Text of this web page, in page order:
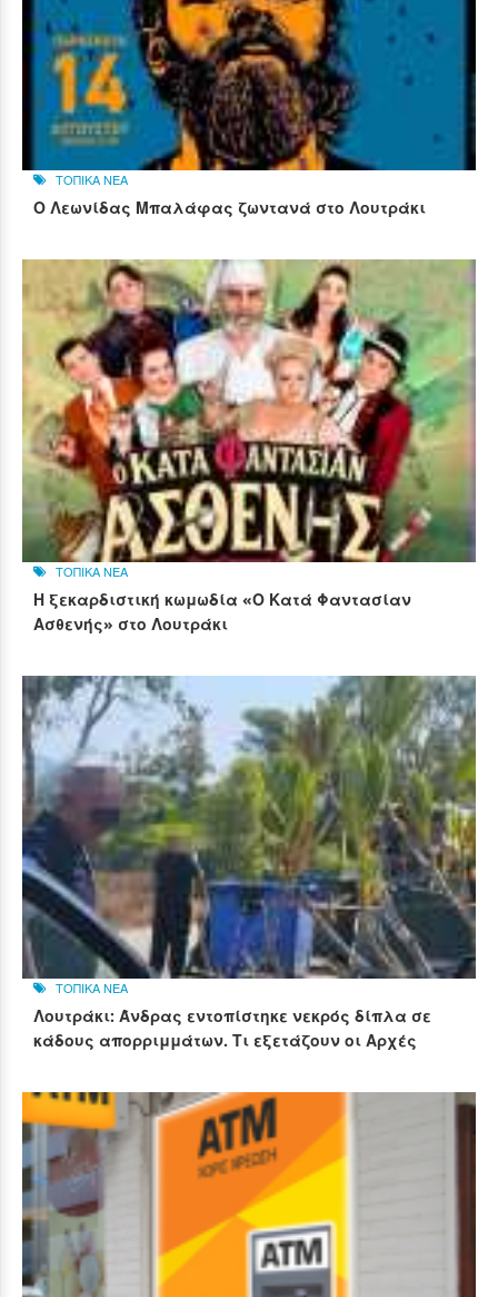
ΤΟΠΙΚΑ ΝΕΑ
Ο Λεωνίδας Μπαλάφας ζωντανά στο Λουτράκι
ΤΟΠΙΚΑ ΝΕΑ
Η ξεκαρδιστική κωμωδία «Ο Κατά Φαντασίαν
Ασθενής» στο Λουτράκι
ΤΟΠΙΚΑ ΝΕΑ
Λουτράκι: Άνδρας εντοπίστηκε νεκρός δίπλα σε
κάδους απορριμμάτων. Τι εξετάζουν οι Αρχές